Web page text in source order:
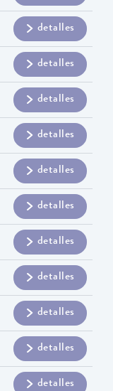
detalles
detalles
detalles
detalles
detalles
detalles
detalles
detalles
detalles
detalles
detalles